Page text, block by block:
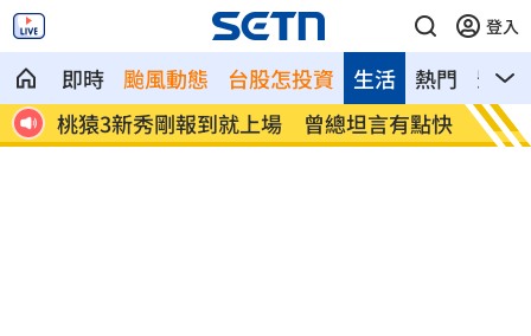
登入
即時 颱風動態 台股怎投資 熱門 影音
生活
判
桃猿3新秀剛報到就上場 曾總坦言有點快 憂22
養